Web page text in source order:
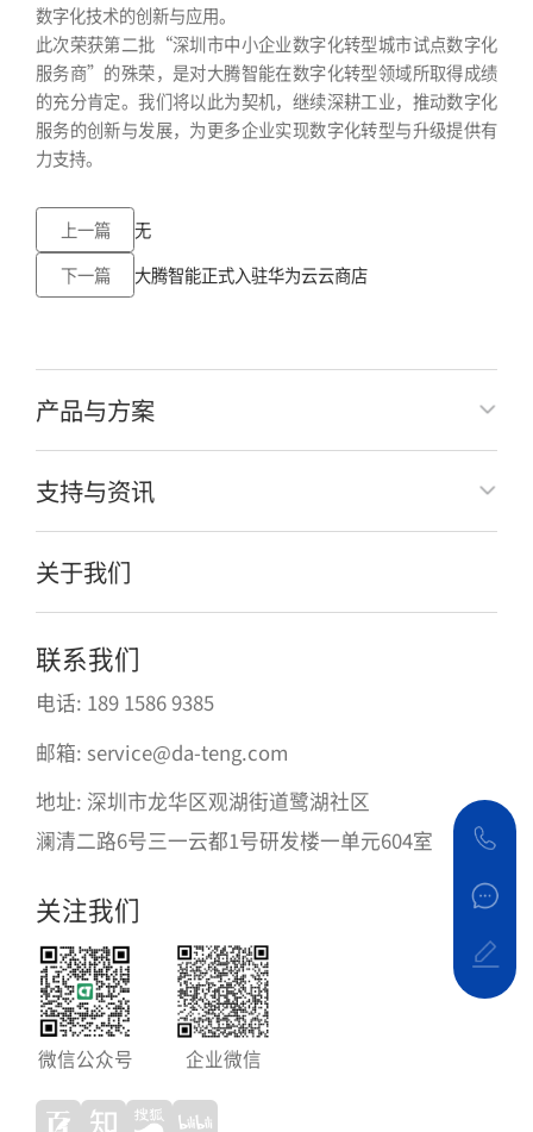
数字化技术的创新与应用。
此次荣获第二批“深圳市中小企业数字化转型城市试点数字化
服务商”的殊荣，是对大腾智能在数字化转型领域所取得成绩
的充分肯定。我们将以此为契机，继续深耕工业，推动数字化
服务的创新与发展，为更多企业实现数字化转型与升级提供有
力支持。
上一篇
无
下一篇
大腾智能正式入驻华为云云商店
产品与方案
支持与资讯
关于我们
联系我们
电话: 189 1586 9385
邮箱: service@da-teng.com
地址: 深圳市龙华区观湖街道鹭湖社区
澜清二路6号三一云都1号研发楼一单元604室
关注我们
微信公众号 企业微信